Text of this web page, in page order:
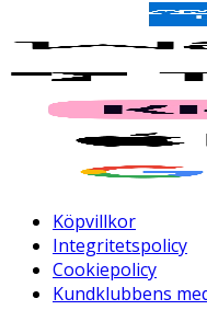
Köpvillkor
Integritetspolicy
Cookiepolicy
Kundklubbens